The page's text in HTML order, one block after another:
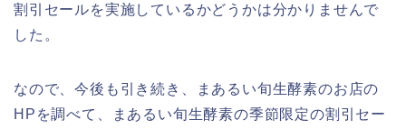
割引セールを実施しているかどうかは分かりませんで
した。
なので、今後も引き続き、まあるい旬生酵素のお店の
HPを調べて、まあるい旬生酵素の季節限定の割引セー